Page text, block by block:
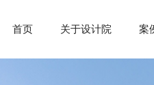
首页 关于设计院 案